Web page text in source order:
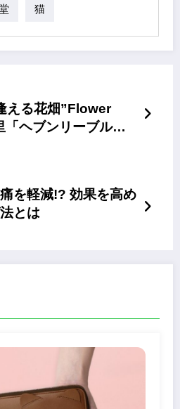
猫
える花畑”Flower
ヘブンリーブルー
を軽減!? 効果を高め
とは